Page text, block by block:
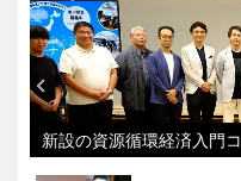
新設の資源循環経済入門